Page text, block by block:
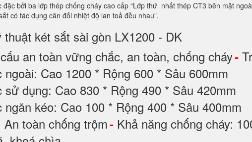
bởi ba lớp thép chống cháy cao cấp “Lớp thứ nhất thép CT3 bên mặt
có tác dụng cân đối nhiệt độ lan toả đều nhau”.
thuật két sắt sài gòn LX1200 - DK
an toàn vững chắc, an toàn, chống cháy-
Cao 1200 * Rộng 600 * Sâu 600mm
dụng: Cao 830 * Rộng 490 * Sâu 420mm
kéo: Cao 100 * Rộng 400 * Sâu 400mm
toàn chống trộm- Khả năng chống cháy: